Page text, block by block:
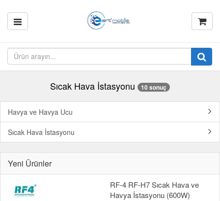
Sıcak Hava İstasyonu 10 sonuç
Havya ve Havya Ucu
Sıcak Hava İstasyonu
Yeni Ürünler
RF-4 RF-H7 Sıcak Hava ve
Havya İstasyonu (600W)